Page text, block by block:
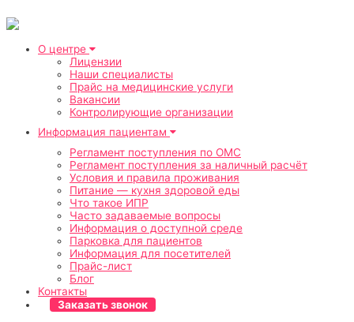
к
О центре
Лицензии
Наши специалисты
Прайс на медицинские услуги
Вакансии
Контролирующие организации
Информация пациентам
Регламент поступления по ОМС
Регламент поступления за наличный расчёт
Условия и правила проживания
Питание — кухня здоровой еды
Что такое ИПР
Часто задаваемые вопросы
Информация о доступной среде
Парковка для пациентов
Информация для посетителей
Прайс-лист
Блог
Контакты
Заказать звонок